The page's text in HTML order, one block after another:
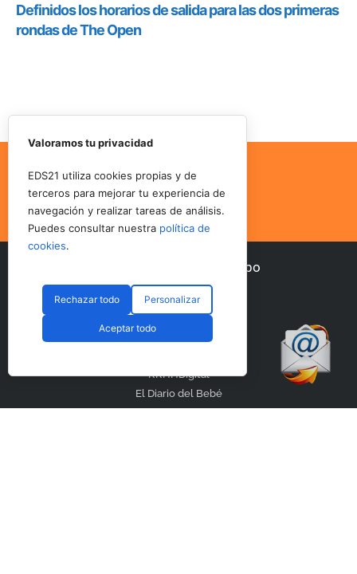
Otros periódicos del Grupo
AltoDirectivo
RRHHDigital
El Diario del Bebé
Valoramos tu privacidad
EDS21 utiliza cookies propias y de
terceros para mejorar tu experiencia de
navegación y realizar tareas de análisis.
Puedes consultar nuestra política de
cookies.
Rechazar todo Personalizar
Aceptar todo